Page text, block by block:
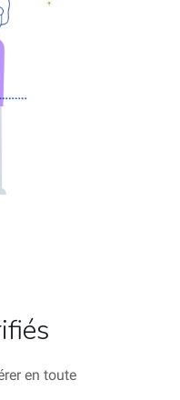
en toute